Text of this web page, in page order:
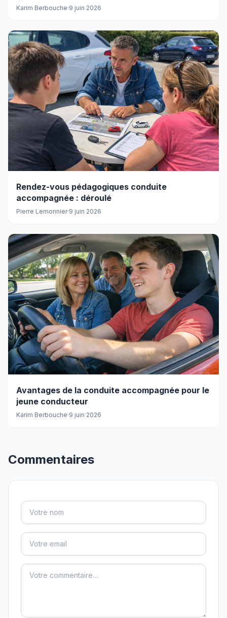
Karim Berbouche·9 juin 2026
Rendez-vous pédagogiques conduite
accompagnée : déroulé
Pierre Lemonnier·9 juin 2026
Avantages de la conduite accompagnée pour le
jeune conducteur
Karim Berbouche·9 juin 2026
Commentaires